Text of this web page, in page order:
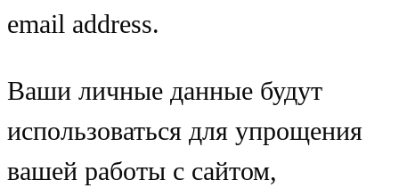
email address.
Ваши личные данные будут
использоваться для упрощения
вашей работы с сайтом,